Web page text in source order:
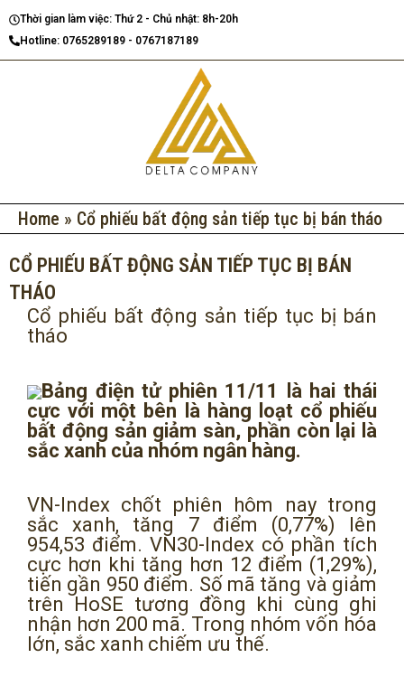
tới
nội
Thời gian làm việc: Thứ 2 - Chủ nhật: 8h-20h
Hotline: 0765289189 - 0767187189
Home » Cổ phiếu bất động sản tiếp tục bị bán tháo
CỔ PHIẾU BẤT ĐỘNG SẢN TIẾP TỤC BỊ BÁN
THÁO
Cổ phiếu bất động sản tiếp tục bị bán
tháo
Bảng điện tử phiên 11/11 là hai thái
cực với một bên là hàng loạt cổ phiếu
bất động sản giảm sàn, phần còn lại là
sắc xanh của nhóm ngân hàng.
VN-Index chốt phiên hôm nay trong
sắc xanh, tăng 7 điểm (0,77%) lên
954,53 điểm. VN30-Index có phần tích
cực hơn khi tăng hơn 12 điểm (1,29%),
tiến gần 950 điểm. Số mã tăng và giảm
trên HoSE tương đồng khi cùng ghi
nhận hơn 200 mã. Trong nhóm vốn hóa
lớn, sắc xanh chiếm ưu thế.